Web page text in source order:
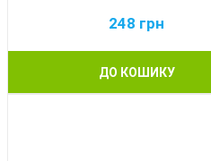
248 грн
ДО КОШИКУ